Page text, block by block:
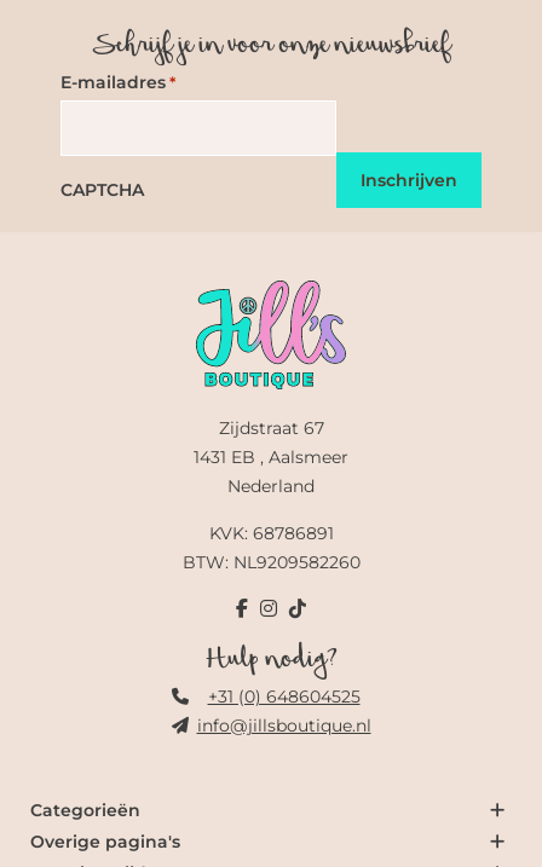
Schrijf je in voor onze nieuwsbrief
E-mailadres *
CAPTCHA
Zijdstraat 67
1431 EB , Aalsmeer
Nederland
KVK: 68786891
BTW: NL9209582260
Hulp nodig?
+31 (0) 648604525
info@jillsboutique.nl
Categorieën
Overige pagina's